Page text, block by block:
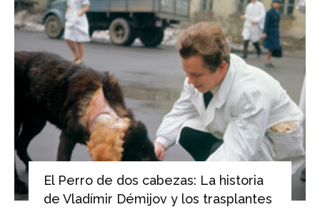
El Perro de dos cabezas: La historia
de Vladímir Démijov y los trasplantes